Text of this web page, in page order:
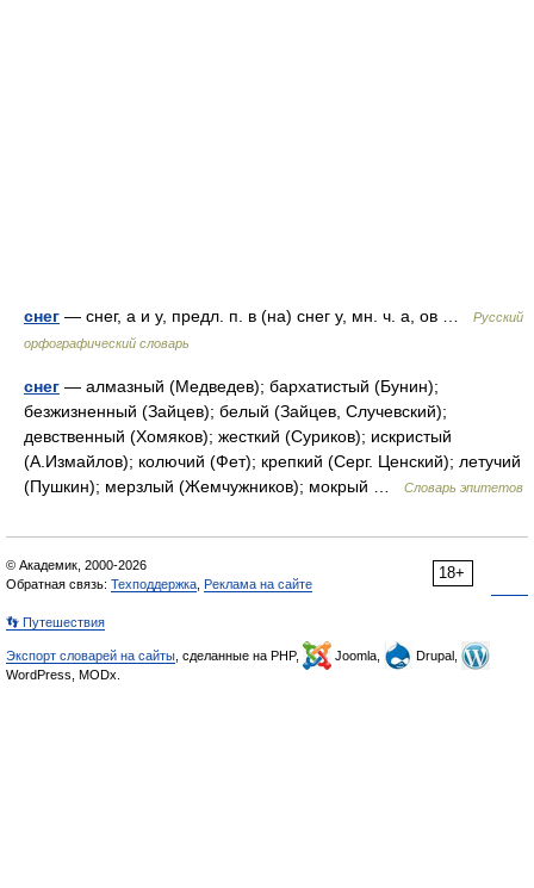
снег — снег, а и у, предл. п. в (на) снег у, мн. ч. а, ов …
Русский
орфографический словарь
снег — алмазный (Медведев); бархатистый (Бунин);
безжизненный (Зайцев); белый (Зайцев, Случевский);
девственный (Хомяков); жесткий (Суриков); искристый
(А.Измайлов); колючий (Фет); крепкий (Серг. Ценский); летучий
(Пушкин); мерзлый (Жемчужников); мокрый …
Словарь эпитетов
18+
© Академик, 2000-2026
Обратная связь: Техподдержка Реклама на сайте
👣 Путешествия
Экспорт словарей на сайты , сделанные на PHP, Joomla,
Drupal,
WordPress, MODx.